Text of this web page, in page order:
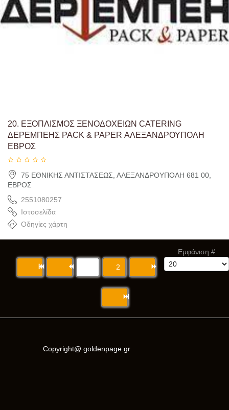
20. ΕΞΟΠΛΙΣΜΟΣ ΞΕΝΟΔΟΧΕΙΩΝ CATERING
ΔΕΡΕΜΠΕΗΣ PACK & PAPER ΑΛΕΞΑΝΔΡΟΥΠΟΛΗ
ΕΒΡΟΣ
75 ΕΘΝΙΚΗΣ ΑΝΤΙΣΤΑΣΕΩΣ, ΑΛΕΞΑΝΔΡΟΥΠΟΛΗ 681 00,
ΕΒΡΟΣ
2551080257
Ιστοσελίδα
Οδηγίες χάρτη
Εμφάνιση #
2
Copyright@ goldenpage.gr